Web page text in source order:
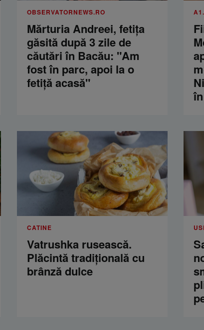
OBSERVATORNEWS.RO
Mărturia Andreei, fetiţa
găsită după 3 zile de
căutări în Bacău: "Am
fost în parc, apoi la o
fetiţă acasă"
CATINE
Vatrushka rusească.
Plăcintă tradițională cu
brânză dulce